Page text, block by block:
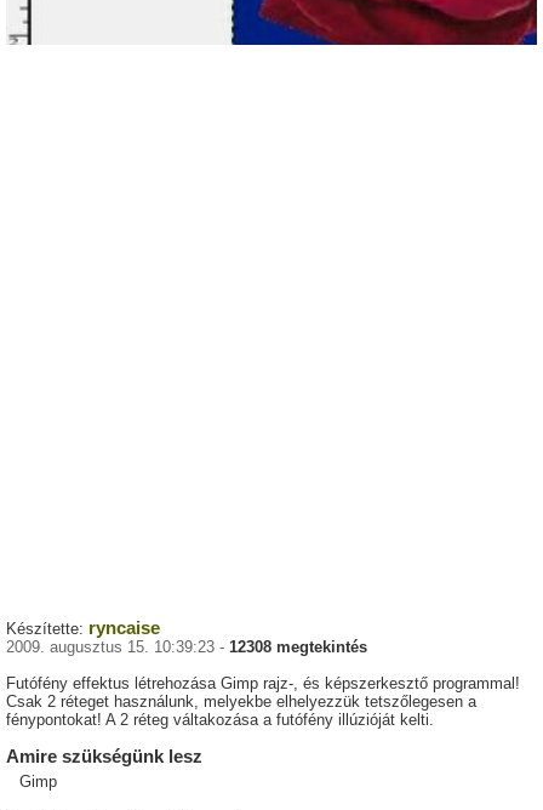
Készítette: ryncaise
2009. augusztus 15. 10:39:23 - 12308 megtekintés
Futófény effektus létrehozása Gimp rajz-, és képszerkesztő programmal!
Csak 2 réteget használunk, melyekbe elhelyezzük tetszőlegesen a
fénypontokat! A 2 réteg váltakozása a futófény illúzióját kelti.
Amire szükségünk lesz
Gimp